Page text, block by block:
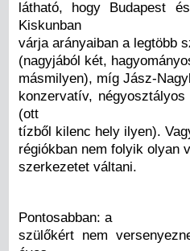
látható, hogy Budapest
Kiskunban
várja arányaiban a legtöbb
(nagyjából két,
másmilyen), míg Jász-
konzervatív,
(ott
tízből kilenc hely ilyen).
régiókban nem folyik olyan
szerkezetet váltani.
Pontosabban: a
szülőkért nem